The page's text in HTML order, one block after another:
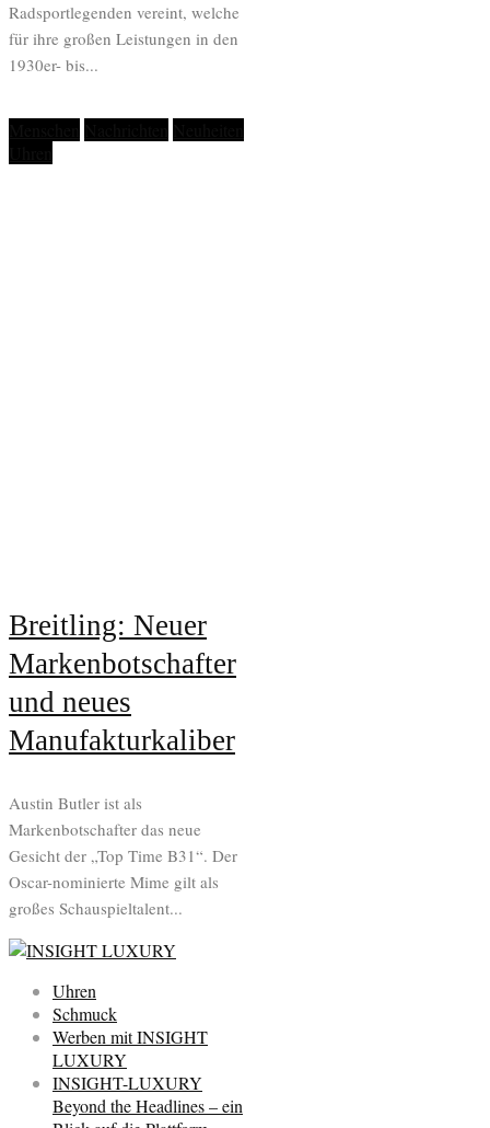
Radsportlegenden vereint, welche
für ihre großen Leistungen in den
1930er- bis...
Breitling: Neuer
Markenbotschafter
und neues
Manufakturkaliber
Austin Butler ist als
Markenbotschafter das neue
Gesicht der „Top Time B31“. Der
Oscar-nominierte Mime gilt als
großes Schauspieltalent...
Uhren
Schmuck
Werben mit INSIGHT
LUXURY
INSIGHT-LUXURY
Beyond the Headlines – ein